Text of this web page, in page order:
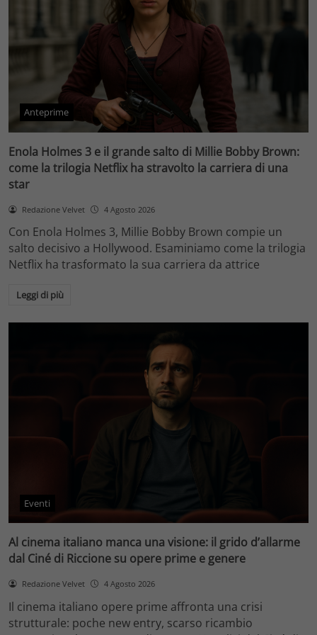
Anteprime
Enola Holmes 3 e il grande salto di Millie Bobby Brown:
come la trilogia Netflix ha stravolto la carriera di una
star
Redazione Velvet 4 Agosto 2026
Con Enola Holmes 3, Millie Bobby Brown compie un
salto decisivo a Hollywood. Esaminiamo come la trilogia
Netflix ha trasformato la sua carriera da attrice
Leggi di più
Eventi
Al cinema italiano manca una visione: il grido d’allarme
dal Ciné di Riccione su opere prime e genere
Redazione Velvet 4 Agosto 2026
Il cinema italiano opere prime affronta una crisi
strutturale: poche new entry, scarso ricambio